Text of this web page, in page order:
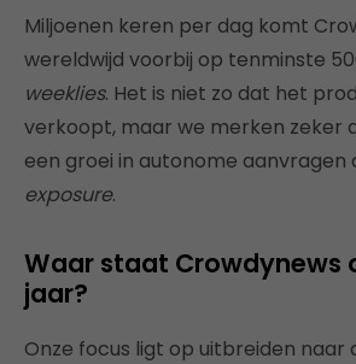
Miljoenen keren per dag komt
wereldwijd voorbij op tenminste
weeklies. Het is niet zo dat het
verkoopt, maar we merken zeker
een groei in autonome aanvragen
exposure.
Waar staat Crowdynews
jaar?
Onze focus ligt op uitbreiden naar